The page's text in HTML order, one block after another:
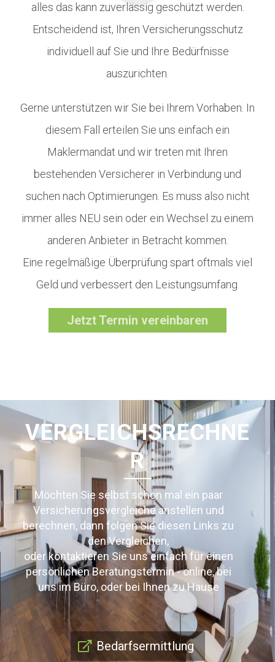
alles das kann zuverlässig geschützt werden.
Entscheidend ist, Ihren Versicherungsschutz
individuell auf Sie und Ihre Bedürfnisse
auszurichten.
Gerne unterstützen wir Sie bei Ihrem Vorhaben. In
diesem Fall erteilen Sie uns einfach ein
Maklermandat und wir treten mit Ihren
bestehenden Versicherer in Verbindung und
suchen nach Optimierungen. Es muss also nicht
immer alles NEU sein oder ein Wechsel zu einem
anderen Anbieter in Betracht kommen.
Eine regelmäßige Überprüfung spart oftmals viel
Geld und verbessert den Leistungsumfang.
Jetzt Termin vereinbaren
VERGLEICHSRECHNE
R
Möchten Sie selbst schon mal ein paar
Versicherungsvergleiche anstellen und
berechnen, dann folgen Sie diesen Links zu
den Vergleichen,
oder kontaktieren Sie uns einfach für einen
persönlichen Beratungstermin - online, bei
uns im Büro, oder bei Ihnen zu Hause
Bedarfsermittlung